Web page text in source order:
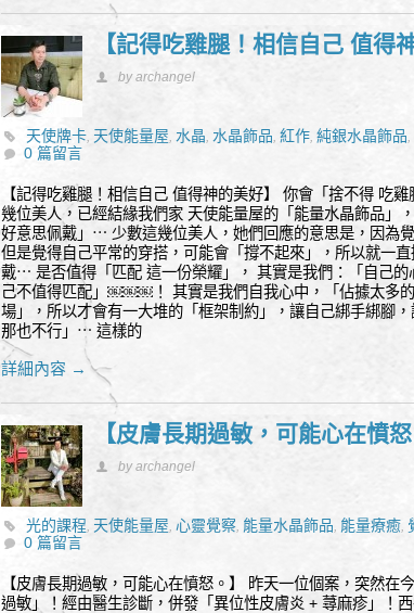
【記得吃雞腿！相信自己 值得
by archangel
天使牌卡, 天使能量屋, 水晶, 水晶飾品, 紅作, 純銀水晶飾品,
0 篇留言
【記得吃雞腿！相信自己 值得神的美好】 你會「捨不得 吃
幾位美人，已經結緣我們家 天使能量屋的「能量水晶飾品」
好意思佩戴」⋯ 少數這幾位美人，她們回應的意思是，因為
但是覺得自己平常的穿搭，可能會「撐不起來」，所以就一
戴⋯ 是否值得「匹配 這一份榮耀」， 其實是我們：「自己的
己不值得匹配」￼￼￼！ 其實是我們自我心中，「佔據太多
場」，所以才會有一大堆的「框架制約」，讓自己綁手綁腳，
那也不行」⋯ 這樣的
詳細內容 →
【皮膚長期過敏，可能心在憤怒
by archangel
光的課程, 天使能量屋, 心靈覺察, 能量水晶飾品, 能量療癒,
0 篇留言
【皮膚長期過敏，可能心在憤怒。】 昨天一位個案，突然在
過敏」！經由醫生診斷，併發「異位性皮膚炎 + 蕁麻疹」！